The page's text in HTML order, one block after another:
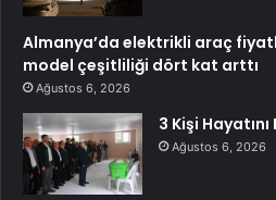
Almanya’da elektrikli araç
model çeşitliliği dört kat arttı
Ağustos 6, 2026
3 Kişi
Ağustos 6, 2026